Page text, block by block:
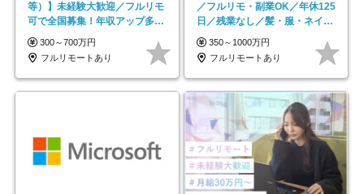
等）】未経験大歓迎／フルリモ
可で全国募集！年収アップ多数
★年休最大130日★
300～700万円
フルリモートあり
／フルリモ・副業OK／年休125
日／残業なし／髪・服・ネイ
ル・ピアス自由
350～1000万円
フルリモートあり